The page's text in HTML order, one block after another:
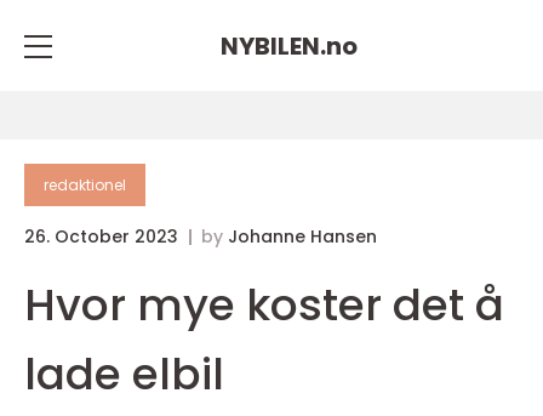
NYBILEN.no
redaktionel
26. October 2023 by Johanne Hansen
Hvor mye koster det å
lade elbil